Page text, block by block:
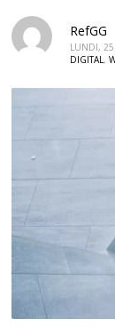
RefGG
LUNDI,
DIGITAL,